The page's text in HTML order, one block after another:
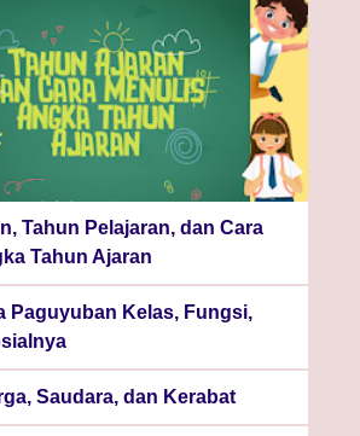
Tahun Pelajaran, dan Cara
Tahun Ajaran
Paguyuban Kelas, Fungsi,
Saudara, dan Kerabat